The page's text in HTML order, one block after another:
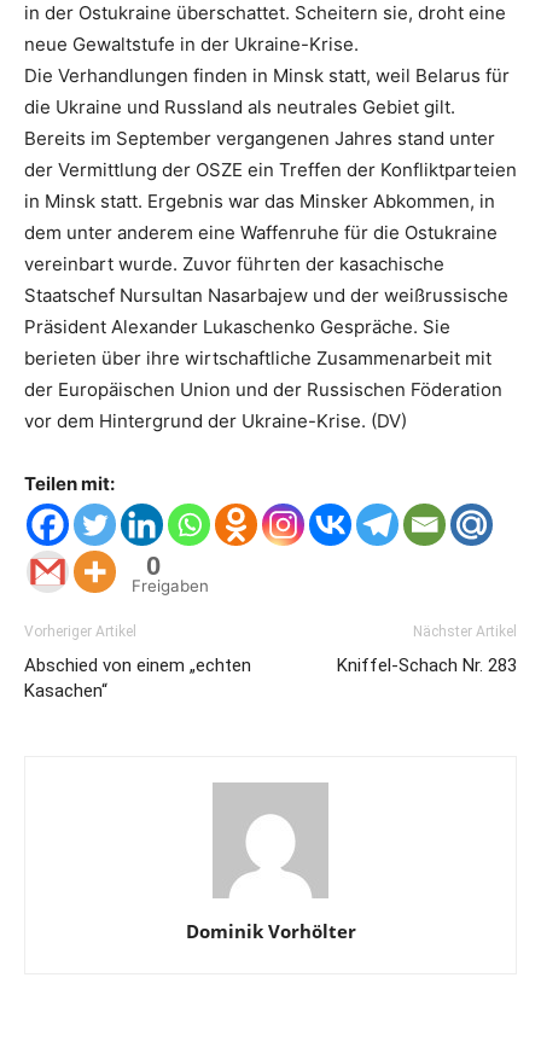
in der Ostukraine überschattet. Scheitern sie, droht eine
neue Gewaltstufe in der Ukraine-Krise.
Die Verhandlungen finden in Minsk statt, weil Belarus für
die Ukraine und Russland als neutrales Gebiet gilt.
Bereits im September vergangenen Jahres stand unter
der Vermittlung der OSZE ein Treffen der Konfliktparteien
in Minsk statt. Ergebnis war das Minsker Abkommen, in
dem unter anderem eine Waffenruhe für die Ostukraine
vereinbart wurde. Zuvor führten der kasachische
Staatschef Nursultan Nasarbajew und der weißrussische
Präsident Alexander Lukaschenko Gespräche. Sie
berieten über ihre wirtschaftliche Zusammenarbeit mit
der Europäischen Union und der Russischen Föderation
vor dem Hintergrund der Ukraine-Krise. (DV)
Teilen mit:
0
Freigaben
Vorheriger Artikel
Abschied von einem „echten
Kasachen“
Nächster Artikel
Kniffel-Schach Nr. 283
Dominik Vorhölter